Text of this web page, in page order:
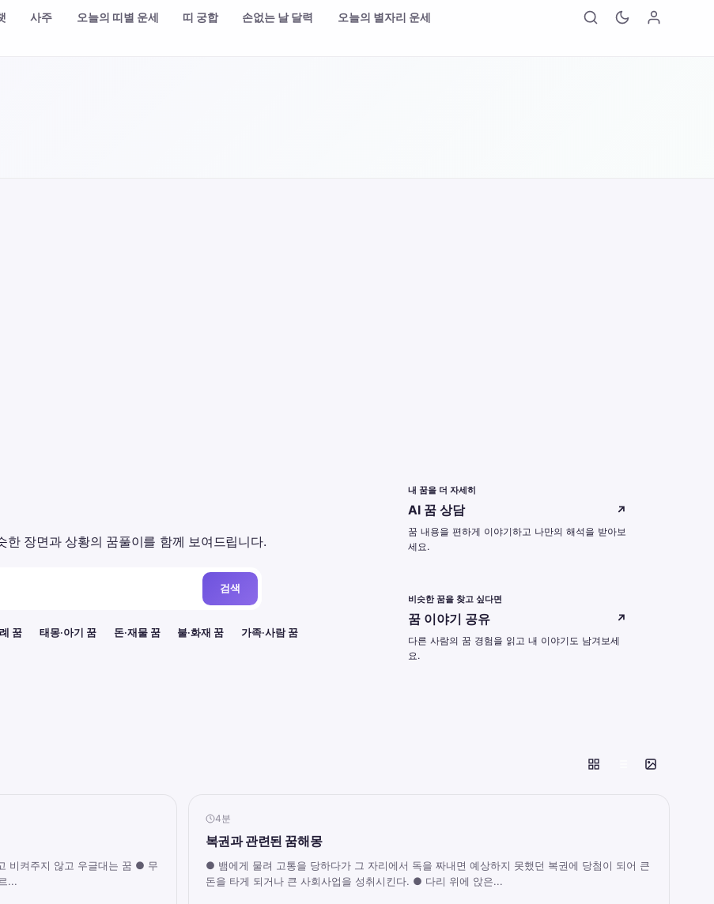
사주 오늘의 띠별 운세 띠 궁합 손없는 날 달력 오늘의 별자리 운세
장면과 상황의 꿈풀이를 함께 보여드립니다.
검색
꿈 태몽·아기 꿈 돈·재물 꿈 불·화재 꿈 가족·사람 꿈
내 꿈을 더 자세히
AI 꿈 상담 ↗
꿈 내용을 편하게 이야기하고 나만의 해석을 받아보
세요.
비슷한 꿈을 찾고 싶다면
꿈 이야기 공유 ↗
다른 사람의 꿈 경험을 읽고 내 이야기도 남겨보세
요.
비켜주지 않고 우글대는 꿈 ● 무
...
4분
복권과 관련된 꿈해몽
● 뱀에게 물려 고통을 당하다가 그 자리에서 독을 짜내면 예상하지 못했던 복권에 당첨이 되어 큰
돈을 타게 되거나 큰 사회사업을 성취시킨다. ● 다리 위에 앉은...